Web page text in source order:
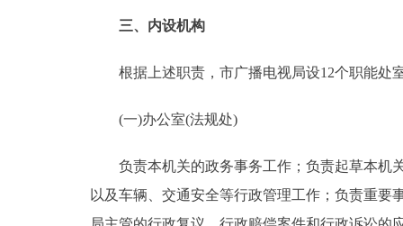
三、内设机构
根据上述职责，市广播电视局设12个职能处
(一)办公室(法规处)
负责本机关的政务事务工作；负责起草本机关
以及车辆、交通安全等行政管理工作；负责重